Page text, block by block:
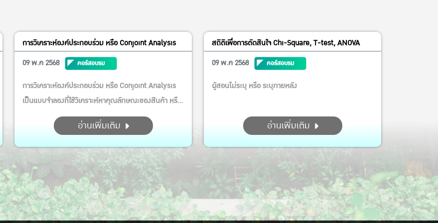
การวิเคราะห์องค์ประกอบร่วม หรือ Conjoint Analysis
09 พ.ค 2568
คอร์สอบรม
การวิเคราะห์องค์ประกอบร่วม หรือ Conjoint Analysis
เป็นแบบจำลองที่ใช้วิเคราะห์หาคุณลักษณะของสินค้า หรือ
การบริการ ที่สร้างความพึงพอใจให้ผู้บริโภคมากที่สุด แบบ
จำลองนี้ จะช่วยเรียงลำดับ ความชอบ หรือความพึงพอใจ
ของผู้บริโภค จากมากไปหาน้อย สามารถนำมาประยุกต์ใช้
ในการ พัฒนาผลิตภัณฑ์ของผู้ประกอบการ หรือสร...
อ่านเพิ่มเติม
สถิติเพื่อการตัดสินใจ Chi-Square, T-test, ANOVA
09 พ.ค 2568
คอร์สอบรม
ผู้สอนไม่ระบุ หรือ ระบุภายหลัง
อ่านเพิ่มเติม